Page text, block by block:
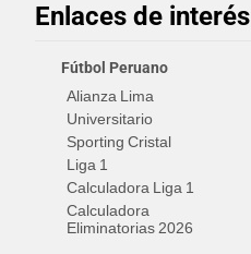
Enlaces de interés
Fútbol Peruano
Alianza Lima
Universitario
Sporting Cristal
Liga 1
Calculadora Liga 1
Calculadora
Eliminatorias 2026